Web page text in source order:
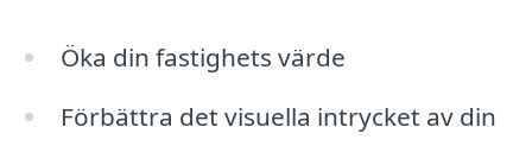
Öka din fastighets värde
Förbättra det visuella intrycket av din